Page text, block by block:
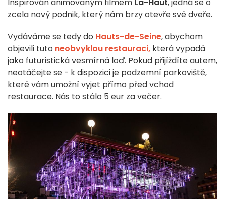
Inspirován animovaným filmem La-Haut, jedná se o
zcela nový podnik, který nám brzy otevře své dveře.
Vydáváme se tedy do Hauts-de-Seine, abychom
objevili tuto neobvyklou restauraci, která vypadá
jako futuristická vesmírná loď. Pokud přijíždíte autem,
neotáčejte se - k dispozici je podzemní parkoviště,
které vám umožní vyjet přímo před vchod
restaurace. Nás to stálo 5 eur za večer.